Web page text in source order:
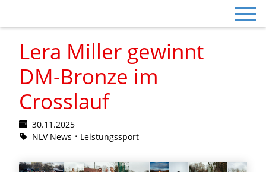
Lera Miller gewinnt
DM-Bronze im
Crosslauf
30.11.2025
NLV News
Leistungssport